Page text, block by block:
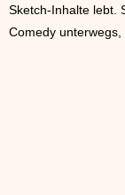
Sketch-Inhalte lebt.
Comedy